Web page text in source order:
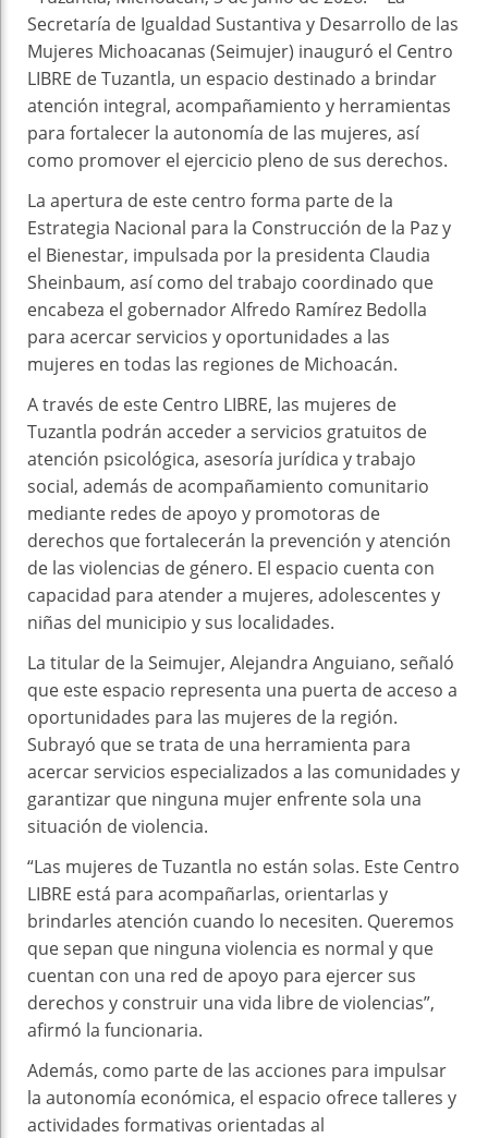
Secretaría de Igualdad Sustantiva y Desarrollo de las
Mujeres Michoacanas (Seimujer) inauguró el Centro
LIBRE de Tuzantla, un espacio destinado a brindar
atención integral, acompañamiento y herramientas
para fortalecer la autonomía de las mujeres, así
como promover el ejercicio pleno de sus derechos.
La apertura de este centro forma parte de la
Estrategia Nacional para la Construcción de la Paz y
el Bienestar, impulsada por la presidenta Claudia
Sheinbaum, así como del trabajo coordinado que
encabeza el gobernador Alfredo Ramírez Bedolla
para acercar servicios y oportunidades a las
mujeres en todas las regiones de Michoacán.
A través de este Centro LIBRE, las mujeres de
Tuzantla podrán acceder a servicios gratuitos de
atención psicológica, asesoría jurídica y trabajo
social, además de acompañamiento comunitario
mediante redes de apoyo y promotoras de
derechos que fortalecerán la prevención y atención
de las violencias de género. El espacio cuenta con
capacidad para atender a mujeres, adolescentes y
niñas del municipio y sus localidades.
La titular de la Seimujer, Alejandra Anguiano, señaló
que este espacio representa una puerta de acceso a
oportunidades para las mujeres de la región.
Subrayó que se trata de una herramienta para
acercar servicios especializados a las comunidades y
garantizar que ninguna mujer enfrente sola una
situación de violencia.
“Las mujeres de Tuzantla no están solas. Este Centro
LIBRE está para acompañarlas, orientarlas y
brindarles atención cuando lo necesiten. Queremos
que sepan que ninguna violencia es normal y que
cuentan con una red de apoyo para ejercer sus
derechos y construir una vida libre de violencias”,
afirmó la funcionaria.
Además, como parte de las acciones para impulsar
la autonomía económica, el espacio ofrece talleres y
actividades formativas orientadas al